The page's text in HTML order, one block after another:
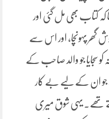
کتاب بھی مل گئی اور
گھر پہونچا، اور اس سے
سجایا جو والد صاحب کے
جو ان کے لیے بے کار
تھے. یہی شوق میری